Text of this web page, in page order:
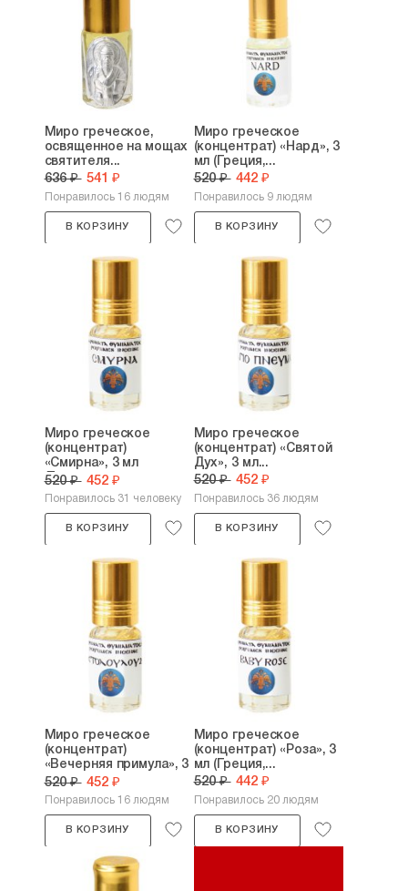
Миро греческое,
освященное на мощах
святителя...
636 ₽ 541 ₽
Понравилось 16 людям
В КОРЗИНУ
Миро греческое
(концентрат) «Нард», 3
мл (Греция,...
520 ₽ 442 ₽
Понравилось 9 людям
В КОРЗИНУ
Миро греческое
(концентрат)
«Смирна», 3 мл
(Греция,...
520 ₽ 452 ₽
Понравилось 31 человеку
В КОРЗИНУ
Миро греческое
(концентрат) «Святой
Дух», 3 мл...
520 ₽ 452 ₽
Понравилось 36 людям
В КОРЗИНУ
Миро греческое
(концентрат)
«Вечерняя примула», 3
мл...
520 ₽ 452 ₽
Понравилось 16 людям
В КОРЗИНУ
Миро греческое
(концентрат) «Роза», 3
мл (Греция,...
520 ₽ 442 ₽
Понравилось 20 людям
В КОРЗИНУ